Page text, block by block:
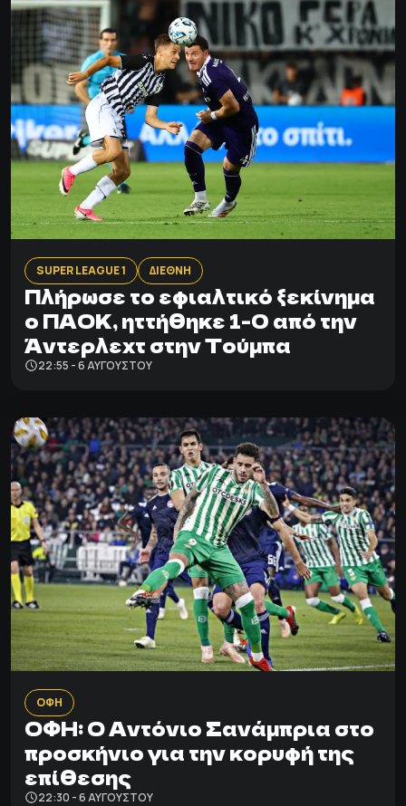
SUPER LEAGUE 1 ΔΙΕΘΝΗ
Πλήρωσε το εφιαλτικό ξεκίνημα
ο ΠΑΟΚ, ηττήθηκε 1-0 από την
Άντερλεχτ στην Τούμπα
22:55 - 6 ΑΥΓΟΎΣΤΟΥ
ΟΦΗ
ΟΦΗ: Ο Αντόνιο Σανάμπρια στο
προσκήνιο για την κορυφή της
επίθεσης
22:30 - 6 ΑΥΓΟΎΣΤΟΥ